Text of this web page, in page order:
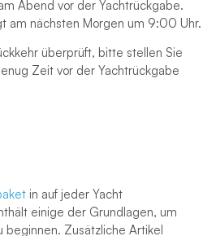
Abend vor der Yachtrückgabe.
am nächsten Morgen um 9:00 Uhr.
überprüft, bitte stellen Sie
Zeit vor der Yachtrückgabe
in auf jeder Yacht
einige der Grundlagen, um
beginnen. Zusätzliche Artikel